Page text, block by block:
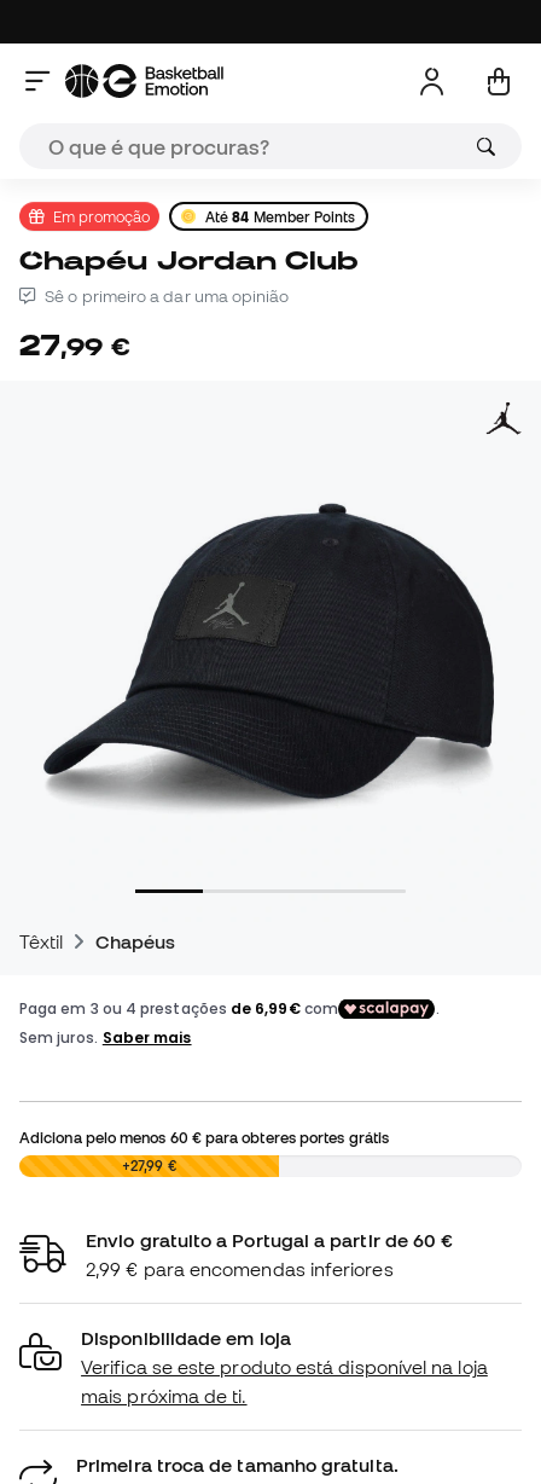
Em promoção Até84 Member Points
Chapéu Jordan Club
Sê o primeiro a dar uma opinião
27,99 €
Têxtil Chapéus
Adiciona pelo menos 60 €para obteres portes grátis
0,00 € +27,99 €
Envio gratuito a Portugal a partir de 60 €
2,99 € para encomendas inferiores
Disponibilidade em loja
Verifica se este produto está disponível na loja
mais próxima de ti.
Primeira troca de tamanho gratuita.